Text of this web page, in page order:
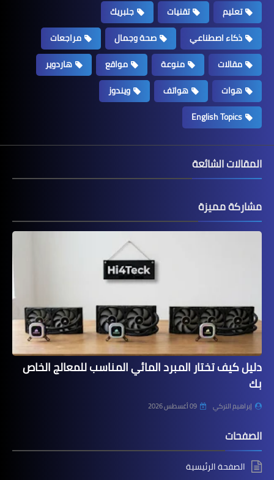
تعليم
تقنيات
جلبريك
ذكاء اصطناعي
صحة وجمال
مراجعات
مقالات
منوعة مواقع
هاردوير
هوات
هواتف
ويندوز
English Topics
المقالات الشائعة
مشاركة مميزة
دليل كيف تختار المبرد المائي المناسب للمعالج الخاص
بك
إبراهيم التركي 09 أغسطس 2026
الصفحات
الصفحة الرئيسية